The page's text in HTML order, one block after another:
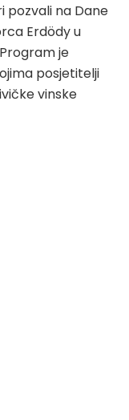
pozvali na Dane
Erdödy u
je
posjetitelji
vinske